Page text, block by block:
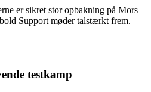
er sikret stor opbakning på Mors
Support møder talstærkt frem.
testkamp